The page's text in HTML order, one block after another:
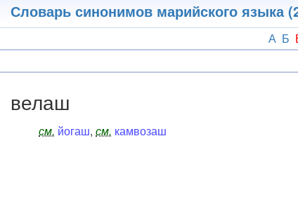
Словарь синонимов марийского языка
А Б
велаш
см. йогаш, см. камвозаш